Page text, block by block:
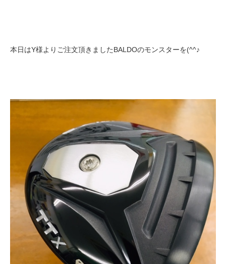
本日はY様よりご注文頂きましたBALDOのモンスターを(^^♪